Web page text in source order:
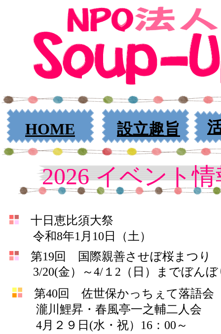
第19回 国際親善させぼ桜まつり
十日恵比須大祭
令和8年1月10日（土）
第40回 佐世保かっちぇて落語会
瀧川鯉昇・春風亭一之輔二人会
4月２９日(水・祝）16：00～
3/20(金）～4/１2（日）までぼん
2026 イベント
HOME 設立趣旨